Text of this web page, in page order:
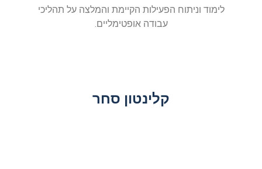
לימוד וניתוח הפעילות הקיימת והמלצה על תהליכי
עבודה אופטימליים.
קלינטון סחר